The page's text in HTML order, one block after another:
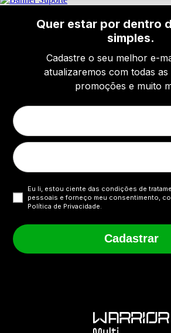
Quer estar por dentro
simples.
Cadastre o seu melhor e-
atualizaremos com todas as
promoções e muito
Eu li, estou ciente das condições de
pessoais e forneço meu consentimento,
Política de Privacidade.
Cadastrar